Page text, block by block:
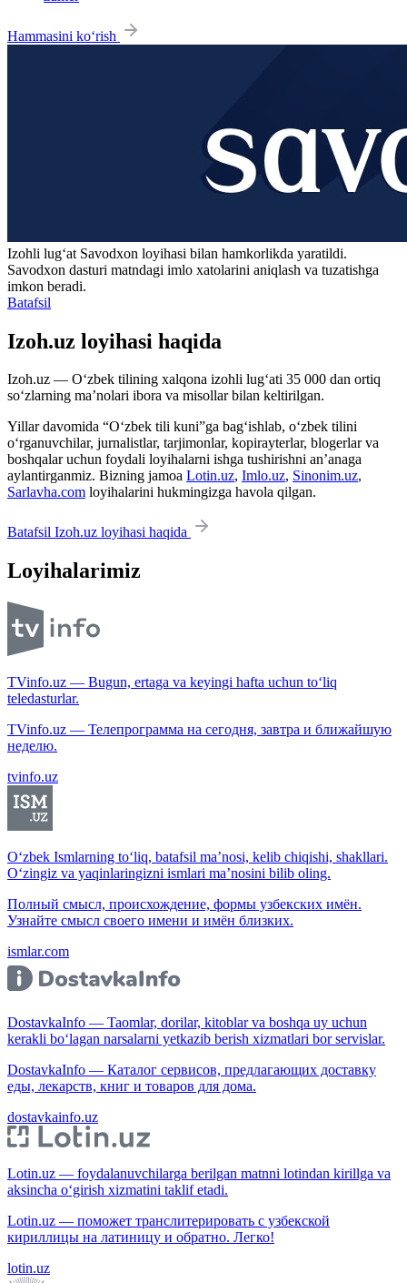
Hammasini ko‘rish
Izohli lugʻat Savodxon loyihasi bilan hamkorlikda yaratildi.
Savodxon dasturi matndagi imlo xatolarini aniqlash va tuzatishga
imkon beradi.
Batafsil
Izoh.uz loyihasi haqida
Izoh.uz — O‘zbek tilining xalqona izohli lug‘ati 35 000 dan ortiq
so‘zlarning ma’nolari ibora va misollar bilan keltirilgan.
Yillar davomida “O‘zbek tili kuni”ga bag‘ishlab, o‘zbek tilini
o‘rganuvchilar, jurnalistlar, tarjimonlar, kopirayterlar, blogerlar va
boshqalar uchun foydali loyihalarni ishga tushirishni an’anaga
aylantirganmiz. Bizning jamoa Lotin.uz, Imlo.uz, Sinonim.uz,
Sarlavha.com loyihalarini hukmingizga havola qilgan.
Batafsil Izoh.uz loyihasi haqida
Loyihalarimiz
TVinfo.uz — Bugun, ertaga va keyingi hafta uchun to‘liq
teledasturlar.
TVinfo.uz — Телепрограмма на сегодня, завтра и ближайшую
неделю.
tvinfo.uz
O‘zbek Ismlarning to‘liq, batafsil ma’nosi, kelib chiqishi, shakllari.
O‘zingiz va yaqinlaringizni ismlari ma’nosini bilib oling.
Полный смысл, происхождение, формы узбекских имён.
Узнайте смысл своего имени и имён близких.
ismlar.com
DostavkaInfo — Taomlar, dorilar, kitoblar va boshqa uy uchun
kerakli bo‘lagan narsalarni yetkazib berish xizmatlari bor servislar.
DostavkaInfo — Каталог сервисов, предлагающих доставку
еды, лекарств, книг и товаров для дома.
dostavkainfo.uz
Lotin.uz — foydalanuvchilarga berilgan matnni lotindan kirillga va
aksincha o‘girish xizmatini taklif etadi.
Lotin.uz — поможет транслитерировать с узбекской
кириллицы на латиницу и обратно. Легко!
lotin.uz